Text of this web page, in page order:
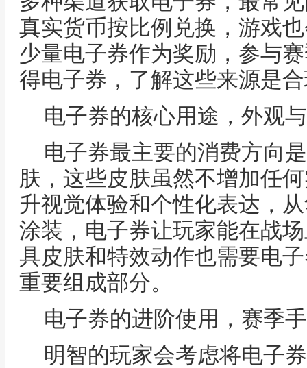
真实货币按比例兑换，游戏
少量电子券作为奖励，参与
得电子券，了解这些来源是
电子券的核心用途，外观
电子券最主要的消费方向
肤，这些皮肤虽然不增加任
升视觉体验和个性化表达，
涂装，电子券让玩家能在战
具皮肤和特效动作也需要电
重要组成部分。
电子券的进阶使用，赛季
明智的玩家会考虑将电子